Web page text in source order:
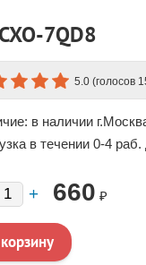
7QD8
5.0 (голосов
в наличии
в течении 0-4 раб.
660 ₽